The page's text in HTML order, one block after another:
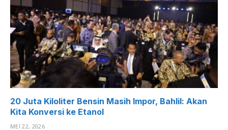
20 Juta Kiloliter Bensin Masih Impor, Bahlil: Akan
Kita Konversi ke Etanol
MEI 22, 2026